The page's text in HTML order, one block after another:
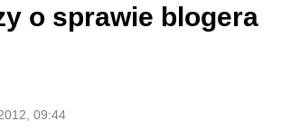
o sprawie blogera
09:44